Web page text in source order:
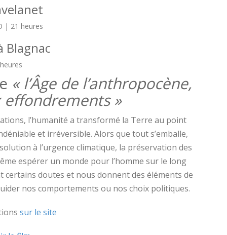
| 21 heures
Blagnac
« l’Âge de l’anthropocène,
»
l’humanité a transformé la Terre au point
et irréversible. Alors que tout s’emballe,
à l’urgence climatique, la préservation des
espérer un monde pour l’homme sur le long
certains doutes et nous donnent des éléments de
nos comportements ou nos choix politiques.
sur le site